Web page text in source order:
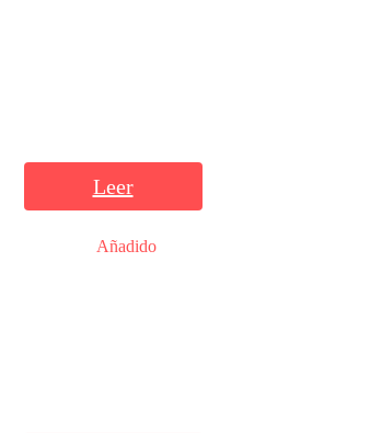
Leer
Añadido